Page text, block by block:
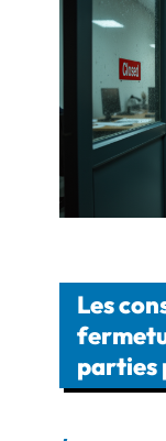
Les
parties